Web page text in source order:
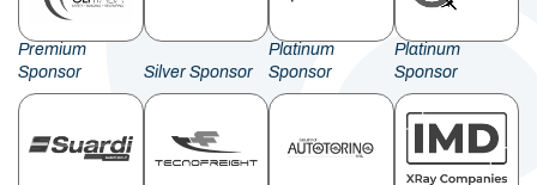
Premium
Sponsor
Silver Sponsor
Platinum
Sponsor
Platinum
Sponsor